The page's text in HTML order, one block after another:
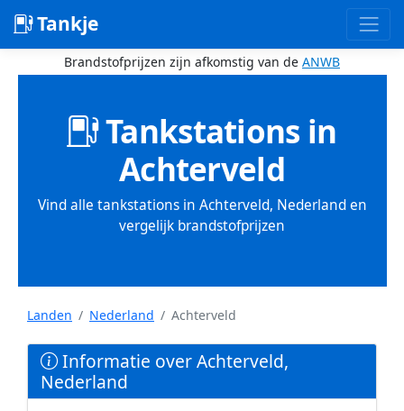
Tankje
Brandstofprijzen zijn afkomstig van de ANWB
Tankstations in
Achterveld
Vind alle tankstations in Achterveld, Nederland en
vergelijk brandstofprijzen
Landen Nederland Achterveld
Informatie over Achterveld,
Nederland